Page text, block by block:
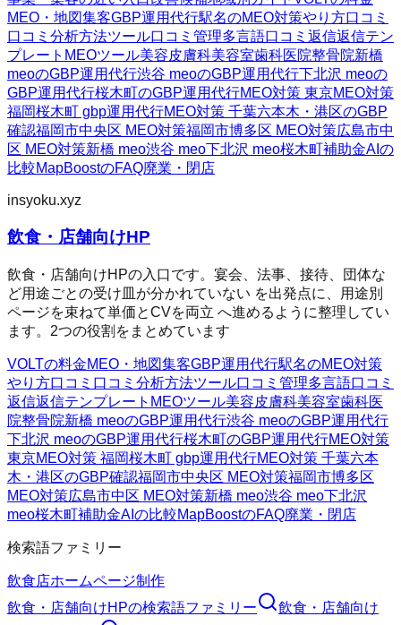
MEO・地図集客GBP運用代行駅名のMEO対策やり方口コミ
口コミ分析方法ツール口コミ管理多言語口コミ返信返信テン
プレート MEOツール美容皮膚科美容室歯科医院整骨院新橋
meoのGBP運用代行渋谷 meoのGBP運用代行下北沢 meoの
GBP運用代行桜木町のGBP運用代行MEO対策 東京MEO対策
福岡桜木町 gbp運用代行MEO対策 千葉六本木・港区のGBP
確認福岡市中央区 MEO対策福岡市博多区 MEO対策広島市中
区 MEO対策新橋 meo渋谷 meo下北沢 meo桜木町補助金AIの
比較MapBoostのFAQ廃業・閉店
insyoku.xyz
飲食・店舗向けHP
飲食・店舗向けHPの入口です。宴会、法事、接待、団体な
ど用途ごとの受け皿が分かれていない を出発点に、用途別
ページを束ねて単価とCVを両立 へ進めるように整理してい
ます。2つの役割をまとめています
VOLTの料金MEO・地図集客GBP運用代行駅名のMEO対策
やり方口コミ 口コミ分析方法ツール口コミ管理多言語口コミ
返信返信テンプレート MEOツール美容皮膚科美容室歯科医
院整骨院新橋 meoのGBP運用代行渋谷 meoのGBP運用代行
下北沢 meoのGBP運用代行桜木町のGBP運用代行MEO対策
東京MEO対策 福岡桜木町 gbp運用代行MEO対策 千葉六本
木・港区のGBP確認福岡市中央区 MEO対策福岡市博多区
MEO対策広島市中区 MEO対策新橋 meo渋谷 meo下北沢
meo桜木町補助金AIの比較MapBoostのFAQ廃業・閉店
検索語ファミリー
飲食店ホームページ制作
飲食・店舗向けHPの検索語ファミリー
飲食・店舗向け